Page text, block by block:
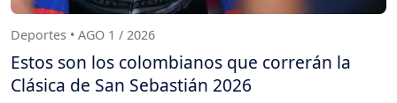
Deportes • AGO 1 / 2026
Estos son los colombianos que correrán la
Clásica de San Sebastián 2026